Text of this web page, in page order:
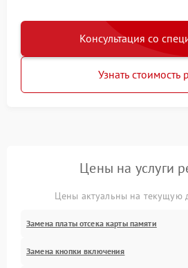
Консультация со
Узнать стоимость
Цены на услуги
Цены актуальны на текущую
Замена платы отсека карты памяти
Замена кнопки включения